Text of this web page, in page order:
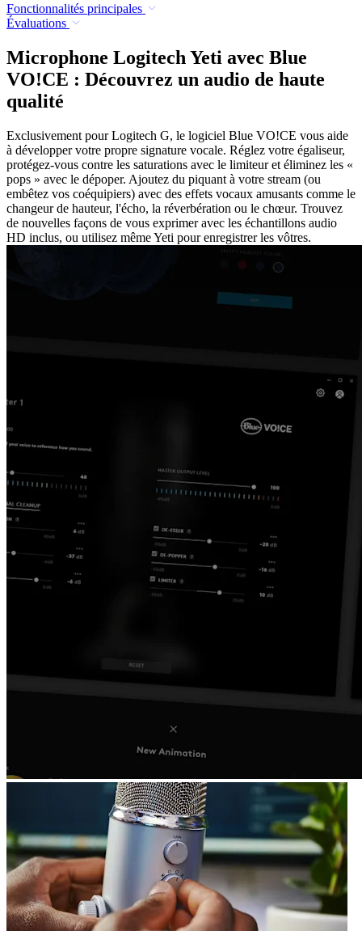
Fonctionnalités principales
Évaluations
Microphone Logitech Yeti avec Blue
VO!CE : Découvrez un audio de haute
qualité
Exclusivement pour Logitech G, le logiciel Blue VO!CE vous aide
à développer votre propre signature vocale. Réglez votre égaliseur,
protégez-vous contre les saturations avec le limiteur et éliminez les «
pops » avec le dépoper. Ajoutez du piquant à votre stream (ou
embêtez vos coéquipiers) avec des effets vocaux amusants comme le
changeur de hauteur, l'écho, la réverbération ou le chœur. Trouvez
de nouvelles façons de vous exprimer avec les échantillons audio
HD inclus, ou utilisez même Yeti pour enregistrer les vôtres.